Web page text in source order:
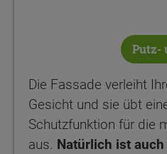
Putz-
Die Fassade verleiht
Gesicht und sie übt
Schutzfunktion für die
aus. Natürlich ist